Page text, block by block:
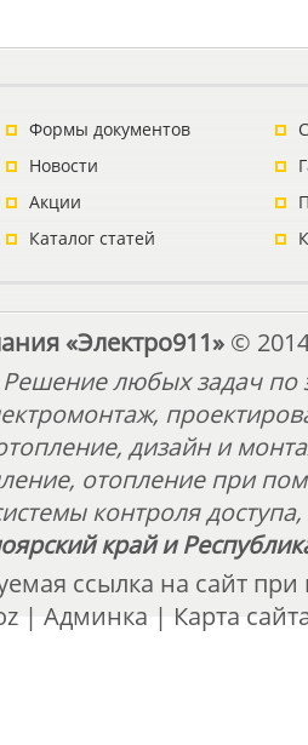
Формы документов
Новости
Акции
Каталог статей
«Электро911» ©
Решение любых задач по
дизайн и
отопление при
контроля
край и
ссылка на сайт
| Админка | Карта